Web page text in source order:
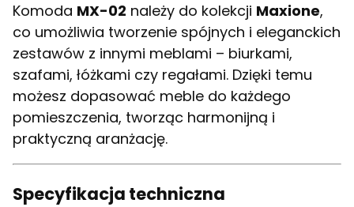
Komoda MX-02 należy do kolekcji Maxione,
co umożliwia tworzenie spójnych i eleganckich
zestawów z innymi meblami – biurkami,
szafami, łóżkami czy regałami. Dzięki temu
możesz dopasować meble do każdego
pomieszczenia, tworząc harmonijną i
praktyczną aranżację.
Specyfikacja techniczna